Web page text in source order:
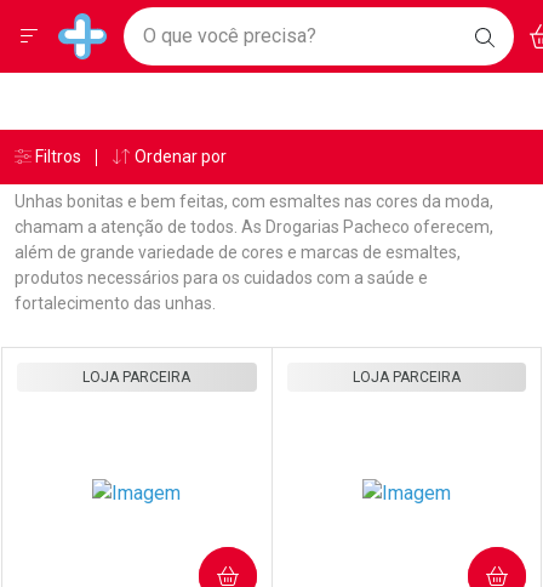
Drogarias Pacheco
Baixe nosso APP e aproveite Ofertas Exclusivas!
BAIXE
O APP
Ir direto para a home
pela página
Ir direto para o conteúdo
Ir direto para a busca
Ir direto para a ajuda
Ir direto para a notificações
Ir direto para o carrinho
Ir direto para o menu
Faça a sua busca
O que você precisa?
Menu
Breadcrumb
Drogarias Pacheco Esmalte
Unhas bonitas e bem feitas, com esmaltes nas cores da moda,
chamam a atenção de todos. As Drogarias Pacheco oferecem,
além de grande variedade de cores e marcas de esmaltes,
produtos necessários para os cuidados com a saúde e
fortalecimento das unhas.
Linkagens Internas em Destaque
Promoções em Destaque
Prateleira
LOJA PARCEIRA
COMPRAR
LOJA PARCEIRA
COMPRAR
Âncoras
Filtros Ordenar por